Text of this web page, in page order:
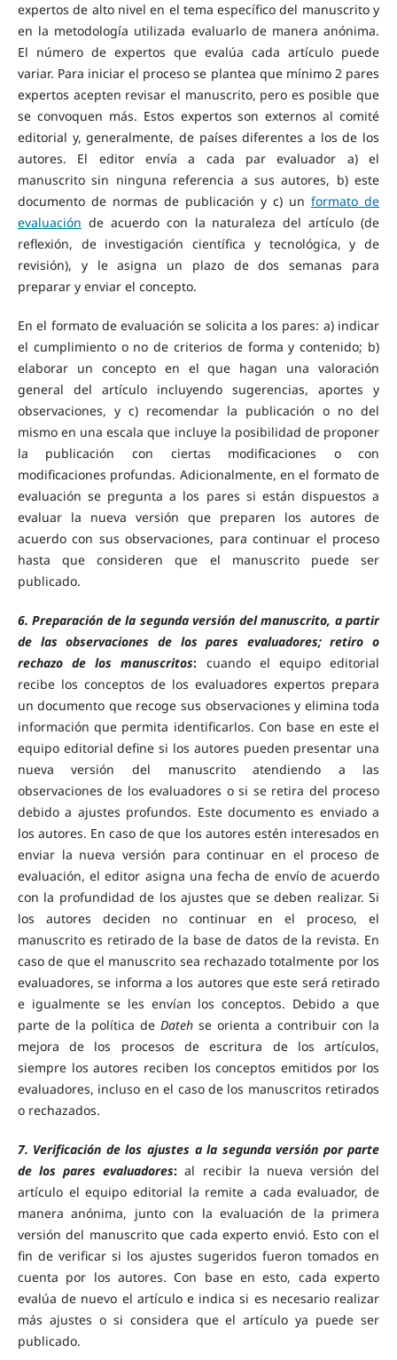
expertos de alto nivel en el tema específico del manuscrito y
en la metodología utilizada evaluarlo de manera anónima.
El número de expertos que evalúa cada artículo puede
variar. Para iniciar el proceso se plantea que mínimo 2 pares
expertos acepten revisar el manuscrito, pero es posible que
se convoquen más. Estos expertos son externos al comité
editorial y, generalmente, de países diferentes a los de los
autores. El editor envía a cada par evaluador a) el
manuscrito sin ninguna referencia a sus autores, b) este
documento de normas de publicación y c) unformato de
evaluación de acuerdo con la naturaleza del artículo (de
reflexión, de investigación científica y tecnológica, y de
revisión), y le asigna un plazo de dos semanas para
preparar y enviar el concepto.
En el formato de evaluación se solicita a los pares: a) indicar
el cumplimiento o no de criterios de forma y contenido; b)
elaborar un concepto en el que hagan una valoración
general del artículo incluyendo sugerencias, aportes y
observaciones, y c) recomendar la publicación o no del
mismo en una escala que incluye la posibilidad de proponer
la publicación con ciertas modificaciones o con
modificaciones profundas. Adicionalmente, en el formato de
evaluación se pregunta a los pares si están dispuestos a
evaluar la nueva versión que preparen los autores de
acuerdo con sus observaciones, para continuar el proceso
hasta que consideren que el manuscrito puede ser
publicado.
6. Preparación de la segunda versión del manuscrito, a partir
de las observaciones de los pares evaluadores; retiro o
rechazo de los manuscritos: cuando el equipo editorial
recibe los conceptos de los evaluadores expertos prepara
un documento que recoge sus observaciones y elimina toda
información que permita identificarlos. Con base en este el
equipo editorial define si los autores pueden presentar una
nueva versión del manuscrito atendiendo a las
observaciones de los evaluadores o si se retira del proceso
debido a ajustes profundos. Este documento es enviado a
los autores. En caso de que los autores estén interesados en
enviar la nueva versión para continuar en el proceso de
evaluación, el editor asigna una fecha de envío de acuerdo
con la profundidad de los ajustes que se deben realizar. Si
los autores deciden no continuar en el proceso, el
manuscrito es retirado de la base de datos de la revista. En
caso de que el manuscrito sea rechazado totalmente por los
evaluadores, se informa a los autores que este será retirado
e igualmente se les envían los conceptos. Debido a que
parte de la política de Dateh se orienta a contribuir con la
mejora de los procesos de escritura de los artículos,
siempre los autores reciben los conceptos emitidos por los
evaluadores, incluso en el caso de los manuscritos retirados
o rechazados.
7. Verificación de los ajustes a la segunda versión por parte
de los pares evaluadores: al recibir la nueva versión del
artículo el equipo editorial la remite a cada evaluador, de
manera anónima, junto con la evaluación de la primera
versión del manuscrito que cada experto envió. Esto con el
fin de verificar si los ajustes sugeridos fueron tomados en
cuenta por los autores. Con base en esto, cada experto
evalúa de nuevo el artículo e indica si es necesario realizar
más ajustes o si considera que el artículo ya puede ser
publicado.